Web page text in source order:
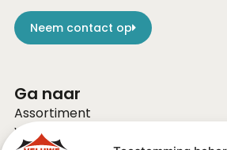
Neem contact op
Ga naar
Assortiment
Voor bedrijven